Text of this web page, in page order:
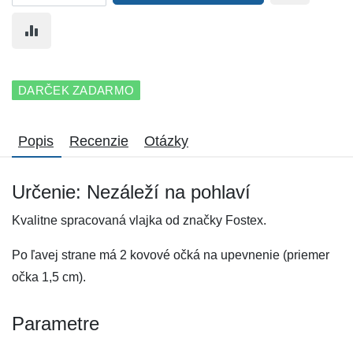
DARČEK ZADARMO
Popis Recenzie Otázky
Určenie: Nezáleží na pohlaví
Kvalitne spracovaná vlajka od značky Fostex.
Po ľavej strane má 2 kovové očká na upevnenie (priemer
očka 1,5 cm).
Parametre